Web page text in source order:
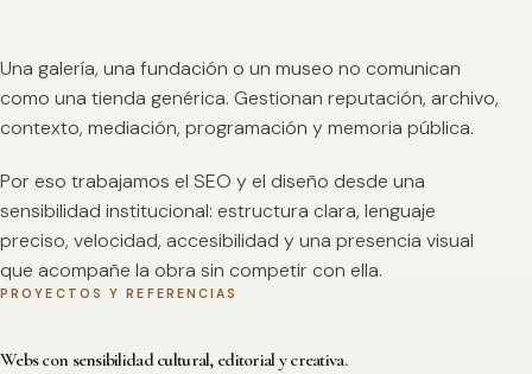
Una galería, una fundación o un museo no comunican
como una tienda genérica. Gestionan reputación, archivo,
contexto, mediación, programación y memoria pública.
Por eso trabajamos el SEO y el diseño desde una
sensibilidad institucional: estructura clara, lenguaje
preciso, velocidad, accesibilidad y una presencia visual
que acompañe la obra sin competir con ella.
PROYECTOS Y REFERENCIAS
Webs con sensibilidad cultural, editorial y creativa.